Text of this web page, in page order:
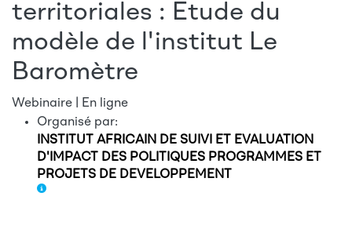
territoriales : Étude du
modèle de l'institut Le
Baromètre
Webinaire | En ligne
Organisé par:
INSTITUT AFRICAIN DE SUIVI ET EVALUATION
D'IMPACT DES POLITIQUES PROGRAMMES ET
PROJETS DE DEVELOPPEMENT